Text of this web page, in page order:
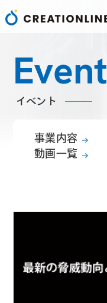
Event
イベント
事業内容
動画一覧